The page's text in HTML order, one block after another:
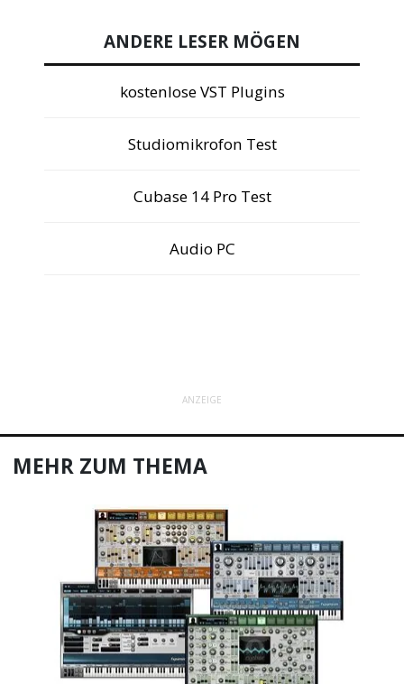
ANDERE LESER MÖGEN
kostenlose VST Plugins
Studiomikrofon Test
Cubase 14 Pro Test
Audio PC
ANZEIGE
MEHR ZUM THEMA